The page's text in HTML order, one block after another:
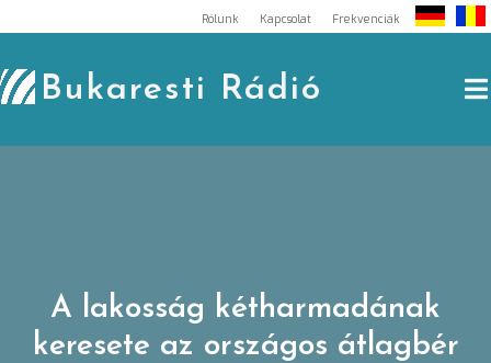
to
content
Rólunk Kapcsolat Frekvenciák
Bukaresti Rádió
A lakosság kétharmadának
keresete az országos átlagbér